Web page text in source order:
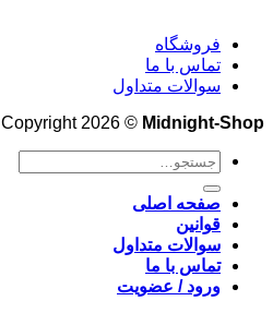
فروشگاه
تماس با ما
سوالات متداول
Copyright 2026 © Midnight-Shop
جستجو
صفحه اصلی
قوانین
سوالات متداول
تماس با ما
ورود / عضویت